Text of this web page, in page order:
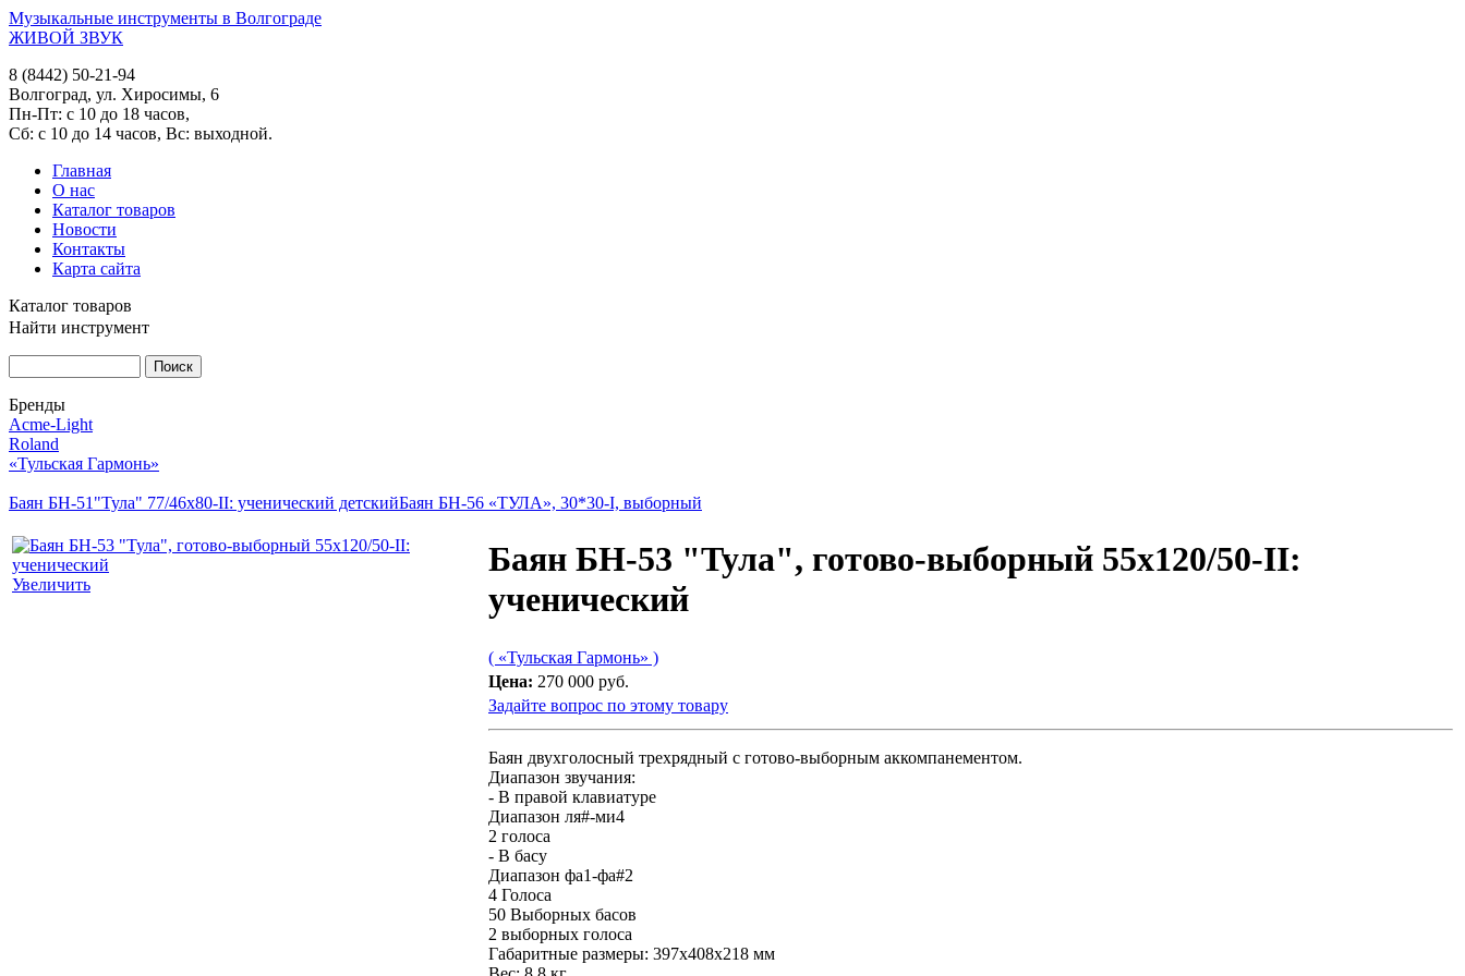
Музыкальные инструменты в Волгограде
ЖИВОЙ ЗВУК
8 (8442) 50-21-94
Волгоград, ул. Хиросимы, 6
Пн-Пт: с 10 до 18 часов,
Сб: с 10 до 14 часов, Вс: выходной.
Главная
О нас
Каталог товаров
Новости
Контакты
Карта сайта
Каталог товаров
Найти инструмент
Бренды
Acme-Light
Roland
«Тульская Гармонь»
Баян БН-51"Тула" 77/46х80-II: ученический детскийБаян БН-56 «ТУЛА», 30*30-I, выборный
Увеличить
Баян БН-53 "Тула", готово-выборный 55х120/50-II:
ученический
( «Тульская Гармонь» )
Цена: 270 000 руб.
Задайте вопрос по этому товару
Баян двухголосный трехрядный с готово-выборным аккомпанементом.
Диапазон звучания:
- В правой клавиатуре
Диапазон ля#-ми4
2 голоса
- В басу
Диапазон фа1-фа#2
4 Голоса
50 Выборных басов
2 выборных голоса
Габаритные размеры: 397х408х218 мм